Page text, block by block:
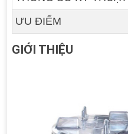
ƯU ĐIỂM
GIỚI THIỆU